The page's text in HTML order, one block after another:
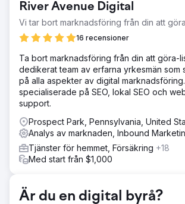
kunde konkurrera med dem med en SEO-
innebar att ADDAs genuina röst
vinstdrivna företag.
Innehållsstrategi – från analys till
konverteringsmappning 2.
innehållsrensning och arbete på sidan 3
konstruktion och vinnande utvalda utdrag
Implementerade EEAT-riktlinjer
Resultat
Inom 12 månader sköt ADD.org:s
höjden: - 233 % ökning av organisk
114 548 fler personer per månad. - 254
River Avenue Digital
Vi tar bort marknadsföring från din att
16 recensioner
Ta bort marknadsföring från din att göra-
dedikerat team av erfarna yrkesmän som
på alla aspekter av digital
specialiserade på SEO, lokal SEO och
support.
Prospect Park, Pennsylvania, United
Analys av marknaden, Inbound
Tjänster för hemmet, Försäkring +18
Med start från $1,000
Är du en digital byrå?